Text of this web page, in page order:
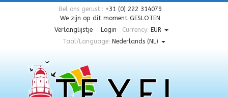
Bel ons gerust:: +31 (0) 222 314079
We zijn op dit moment GESLOTEN
Verlanglijstje
Login Currency: EUR
Taal/Language: Nederlands (NL)